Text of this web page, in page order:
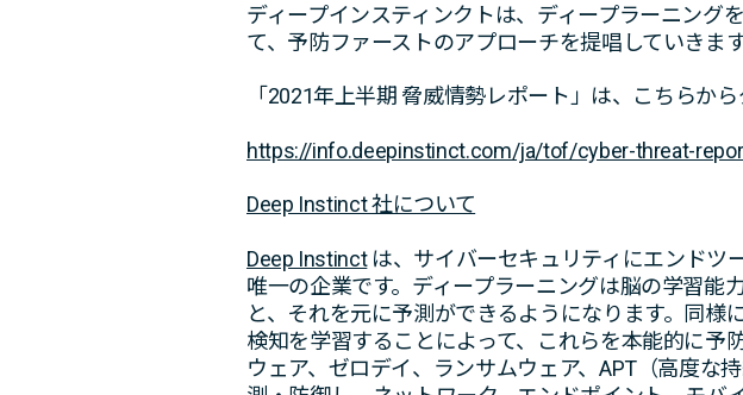
ディープインスティンクトは、ディープラーニング
て、予防ファーストのアプローチを提唱していきます
「2021年上半期 脅威情勢レポート」は、こちらから
https://info.deepinstinct.com/ja/tof/cyber-threat-
Deep Instinct社について
Deep Instinctは、サイバーセキュリティにエンドツ
唯一の企業です。ディープラーニングは脳の学習能
と、それを元に予測ができるようになります。同
検知を学習することによって、これらを本能的に予
ウェア、ゼロデイ、ランサムウェア、APT（高度な